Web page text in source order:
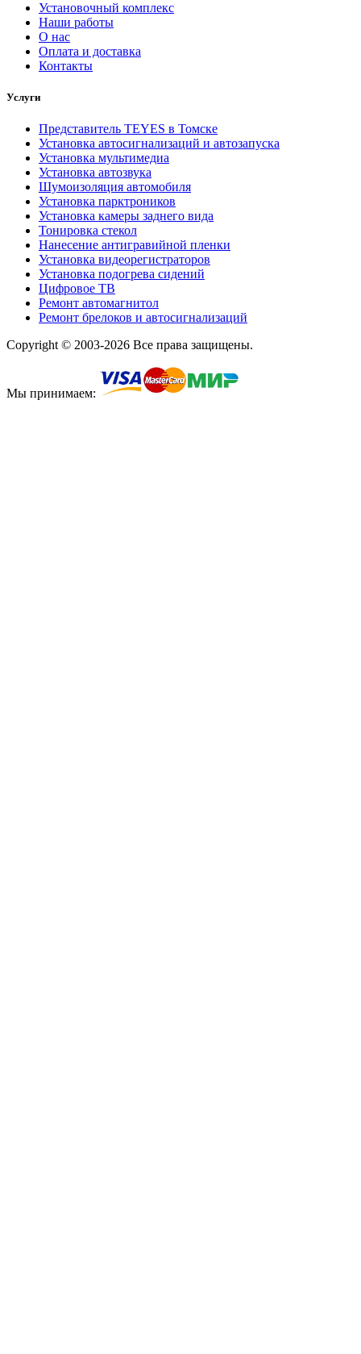
Установочный комплекс
Наши работы
О нас
Оплата и доставка
Контакты
Услуги
Представитель TEYES в Томске
Установка автосигнализаций и автозапуска
Установка мультимедиа
Установка автозвука
Шумоизоляция автомобиля
Установка парктроников
Установка камеры заднего вида
Тонировка стекол
Нанесение антигравийной пленки
Установка видеорегистраторов
Установка подогрева сидений
Цифровое ТВ
Ремонт автомагнитол
Ремонт брелоков и автосигнализаций
Copyright © 2003-2026 Все права защищены.
Мы принимаем: